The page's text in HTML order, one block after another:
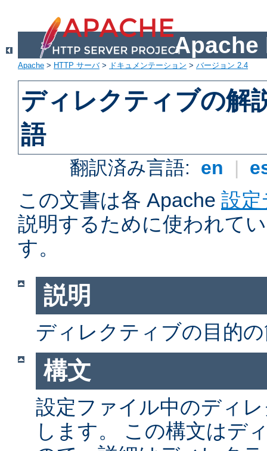
Apache
Apache > HTTP サーバ> ドキュメンテーション > バージョン 2.4
ディレクティブの解
語
翻訳済み言語: en |
この文書は各 Apache 設
説明するために使われて
す。
説明
ディレクティブの目的
構文
設定ファイル中のディ
します。 この構文はデ